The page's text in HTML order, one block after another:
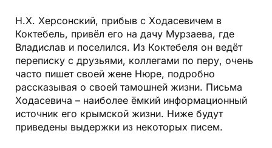
Н.Х. Херсонский, прибыв с Ходасевичем в
Коктебель, привёл его на дачу Мурзаева, где
Владислав и поселился. Из Коктебеля он ведёт
переписку с друзьями, коллегами по перу, очень
часто пишет своей жене Нюре, подробно
рассказывая о своей тамошней жизни. Письма
Ходасевича – наиболее ёмкий информационный
источник его крымской жизни. Ниже будут
приведены выдержки из некоторых писем.